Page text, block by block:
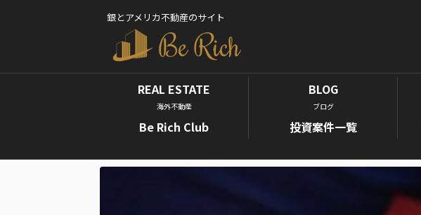
銀とアメリカ不動産のサイト
REAL ESTATE
海外不動産
BLOG
ブログ
Be Rich Club 投資案件一覧